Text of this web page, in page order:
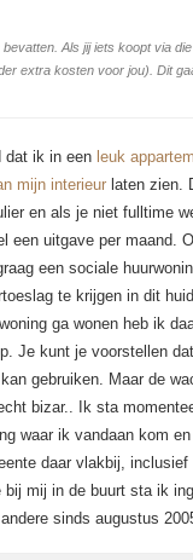
Als jij iets koopt via
extra kosten voor jou). Dit
dat ik in een leuk
mijn interieur laten zien.
en als je niet fulltime
een uitgave per maand.
een sociale
te krijgen in dit
ga wonen heb ik
Je kunt je voorstellen
gebruiken. Maar de
bizar.. Ik sta
waar ik vandaan kom
daar vlakbij,
bij mij in de buurt sta ik
sinds augustus